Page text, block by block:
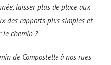
laisser plus de place aux
des rapports plus simples et
le chemin ?
de Compostelle à nos rues